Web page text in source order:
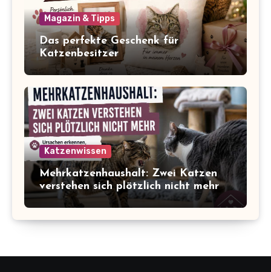
Magazin & Tipps
Das perfekte Geschenk für
Katzenbesitzer
Katzenwissen
Mehrkatzenhaushalt: Zwei Katzen
verstehen sich plötzlich nicht mehr